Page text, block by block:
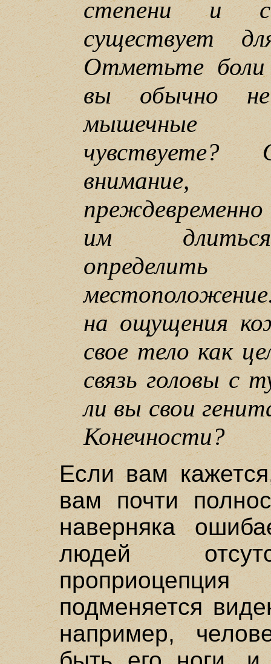
степени и с
существует
Отметьте
вы обычно не
мышечные
внимание,
им
на ощущения
свое тело как
связь головы с
ли вы свои
Конечности?
Если вам
вам почти
наверняка
людей
подменяется
например,